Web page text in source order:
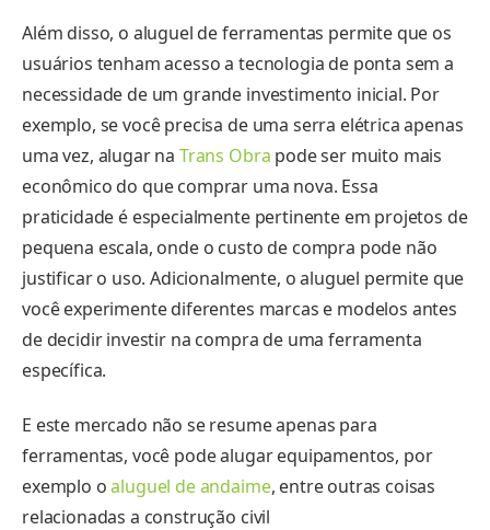
Além disso, o aluguel de ferramentas permite que os
usuários tenham acesso a tecnologia de ponta sem a
necessidade de um grande investimento inicial. Por
exemplo, se você precisa de uma serra elétrica apenas
uma vez, alugar na Trans Obra pode ser muito mais
econômico do que comprar uma nova. Essa
praticidade é especialmente pertinente em projetos de
pequena escala, onde o custo de compra pode não
justificar o uso. Adicionalmente, o aluguel permite que
você experimente diferentes marcas e modelos antes
de decidir investir na compra de uma ferramenta
específica.
E este mercado não se resume apenas para
ferramentas, você pode alugar equipamentos, por
exemplo oaluguel de andaime, entre outras coisas
relacionadas a construção civil